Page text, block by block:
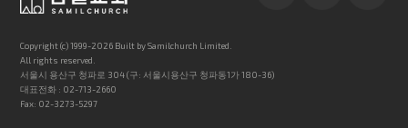
Copyright (c) 1999-2026 Built by Samilchurch Limited.
All rights reserved.
서울시 용산구 청파로 304 (구: 서울시용산구 청파동1가 180-36)
대표전화 : 02-713-2660
Fax: 02-3273-5297